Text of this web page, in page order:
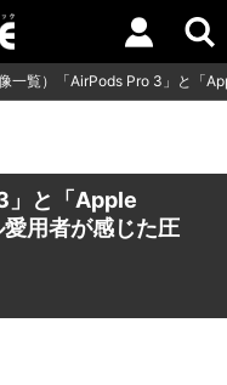
像一覧）「AirPods Pro 3」と「
」と「Apple
用者が感じた圧